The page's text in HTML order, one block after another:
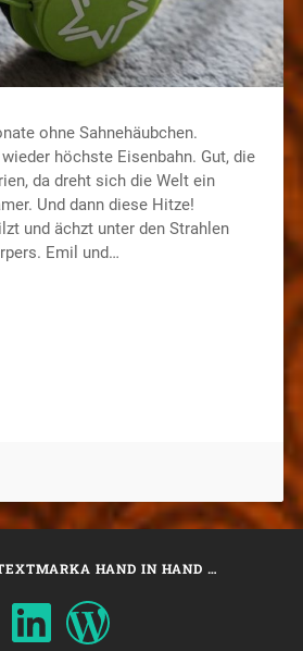
ohne Sahnehäubchen.
höchste Eisenbahn. Gut, die
da dreht sich die Welt ein
Und dann diese Hitze!
und ächzt unter den Strahlen
Emil und…
HAND IN HAND …